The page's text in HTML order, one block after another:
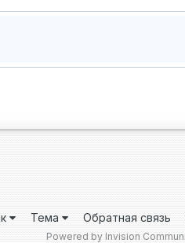
Тема Обратная связь
Powered by Invision